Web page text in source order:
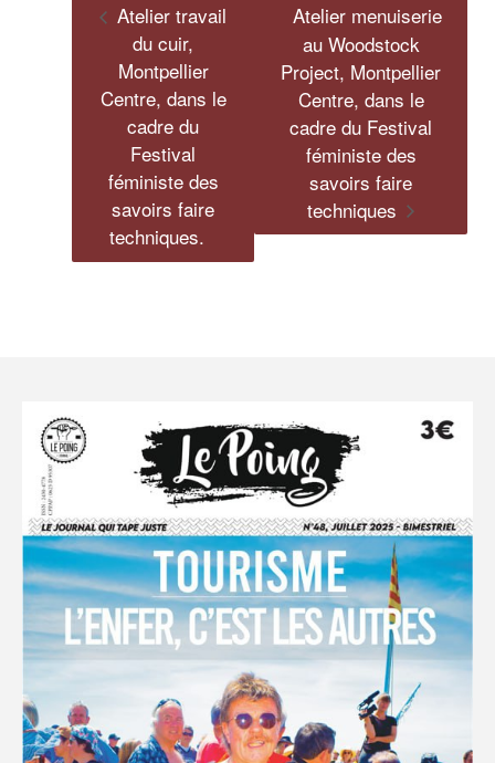
Atelier travail
du cuir,
Montpellier
Centre, dans le
cadre du
Festival
féministe des
savoirs faire
techniques.
Atelier menuiserie
au Woodstock
Project, Montpellier
Centre, dans le
cadre du Festival
féministe des
savoirs faire
techniques